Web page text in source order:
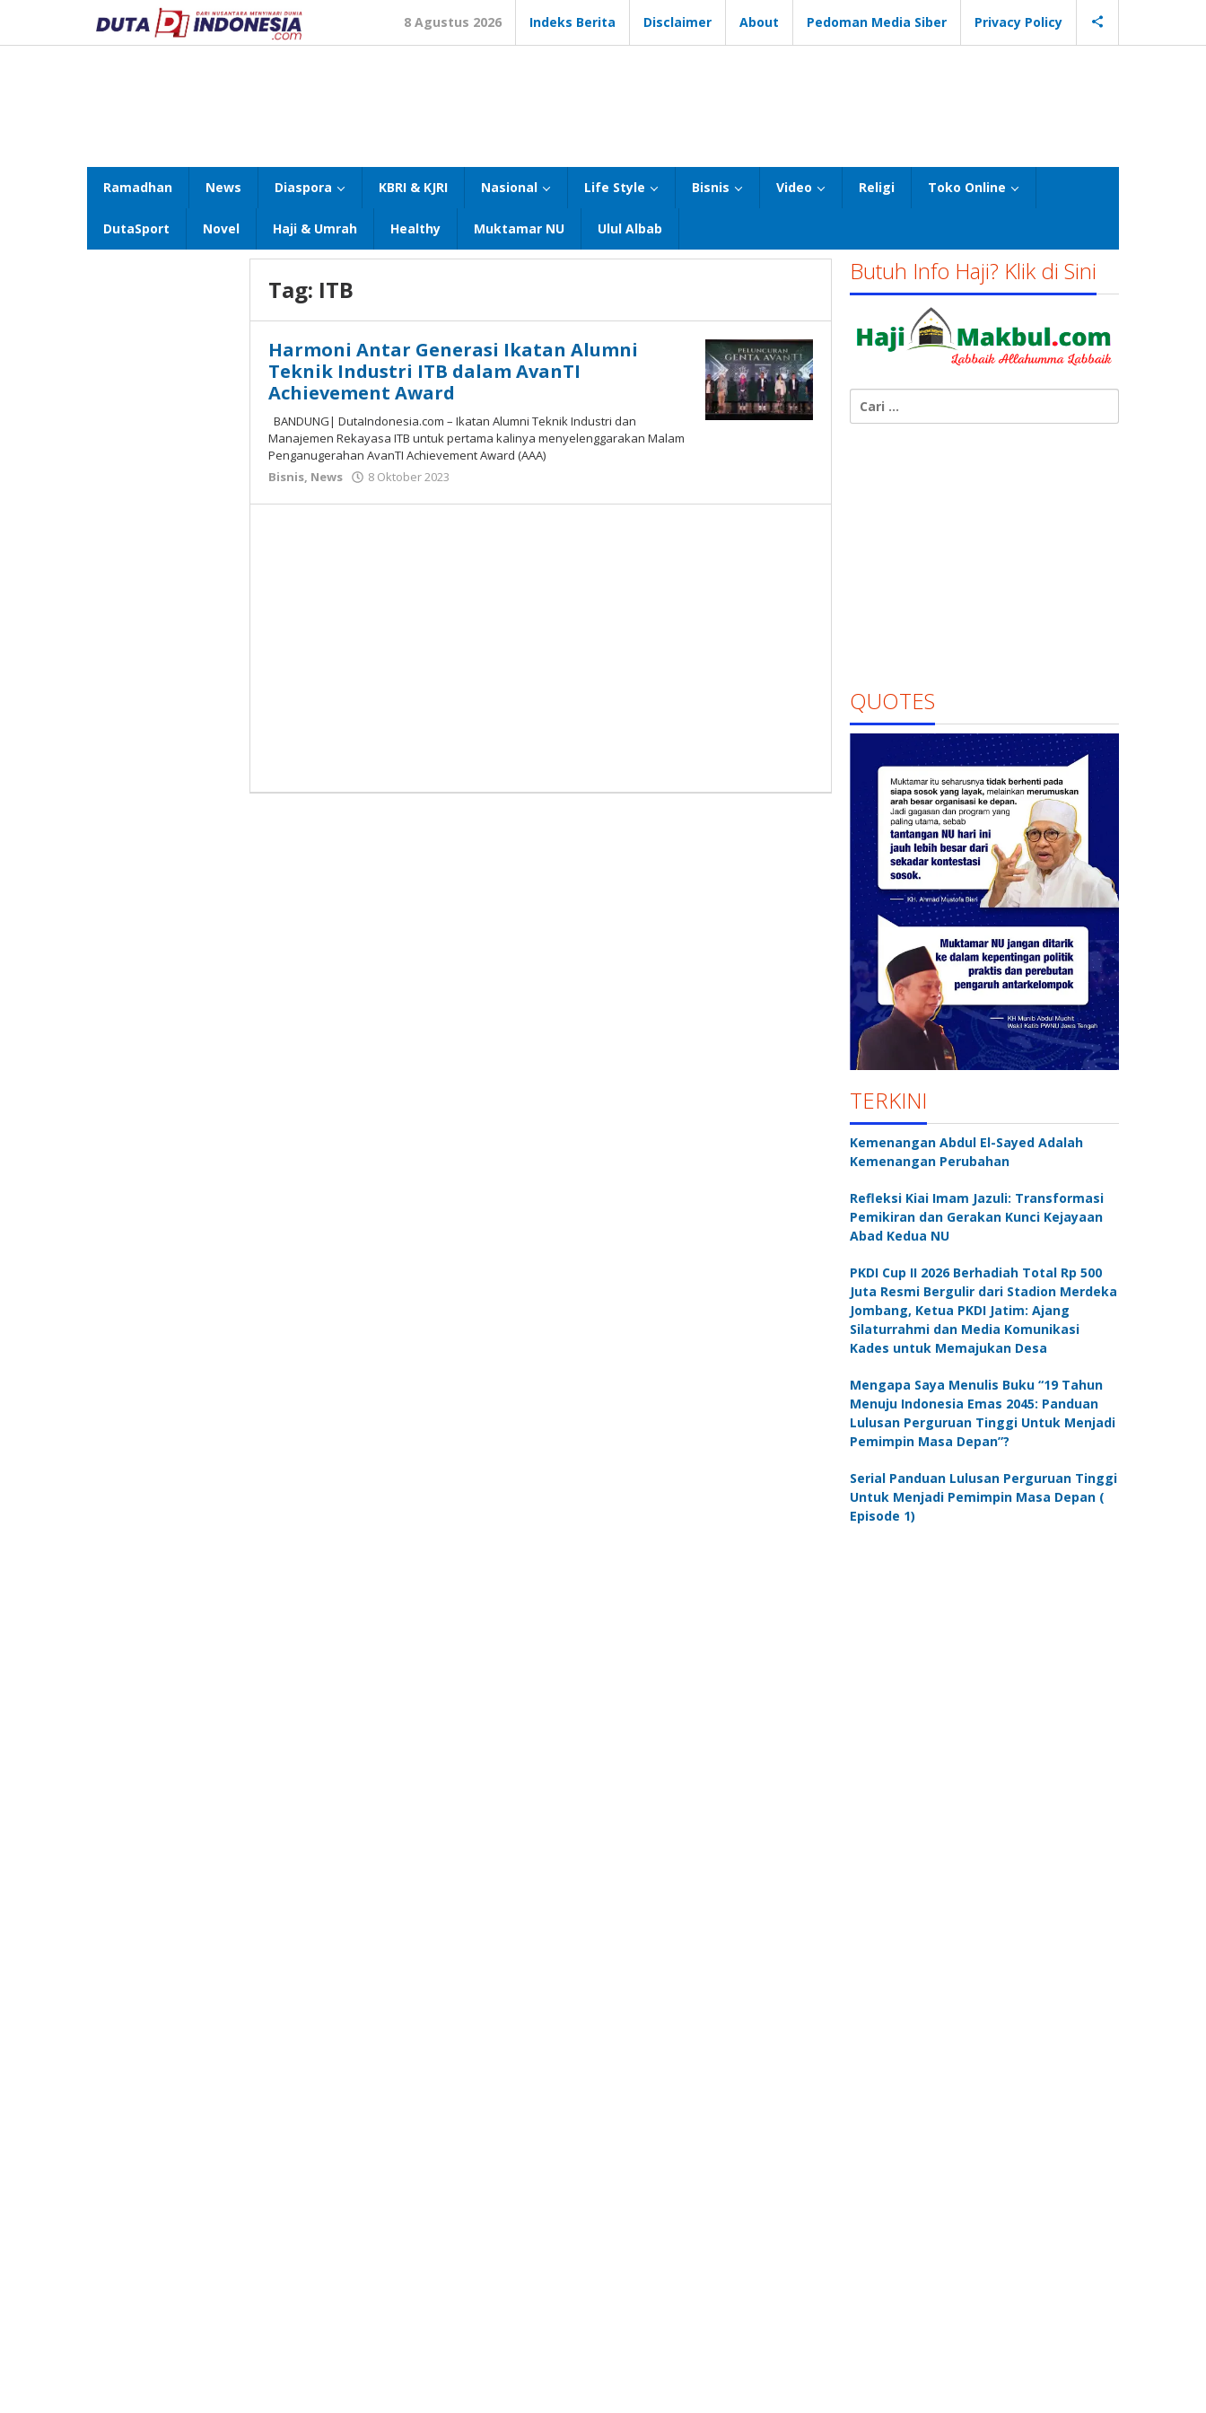
konten
8 Agustus 2026 Indeks Berita Disclaimer About Pedoman Media Siber Privacy Policy
Ramadhan News Diaspora KBRI & KJRI Nasional Life Style Bisnis Video Religi Toko Online
DutaSport Novel Haji & Umrah Healthy Muktamar NU Ulul Albab
Tag: ITB
Harmoni Antar Generasi Ikatan Alumni
Teknik Industri ITB dalam AvanTI
Achievement Award
BANDUNG| DutaIndonesia.com – Ikatan Alumni Teknik Industri dan
Manajemen Rekayasa ITB untuk pertama kalinya menyelenggarakan Malam
Penganugerahan AvanTI Achievement Award (AAA)
Bisnis, News 8 Oktober 2023
Susanto
Butuh Info Haji? Klik di Sini
untuk:
QUOTES
TERKINI
Kemenangan Abdul El-Sayed Adalah
Kemenangan Perubahan
Refleksi Kiai Imam Jazuli: Transformasi
Pemikiran dan Gerakan Kunci Kejayaan
Abad Kedua NU
PKDI Cup II 2026 Berhadiah Total Rp 500
Juta Resmi Bergulir dari Stadion Merdeka
Jombang, Ketua PKDI Jatim: Ajang
Silaturrahmi dan Media Komunikasi
Kades untuk Memajukan Desa
Mengapa Saya Menulis Buku “19 Tahun
Menuju Indonesia Emas 2045: Panduan
Lulusan Perguruan Tinggi Untuk Menjadi
Pemimpin Masa Depan”?
Serial Panduan Lulusan Perguruan Tinggi
Untuk Menjadi Pemimpin Masa Depan (
Episode 1)